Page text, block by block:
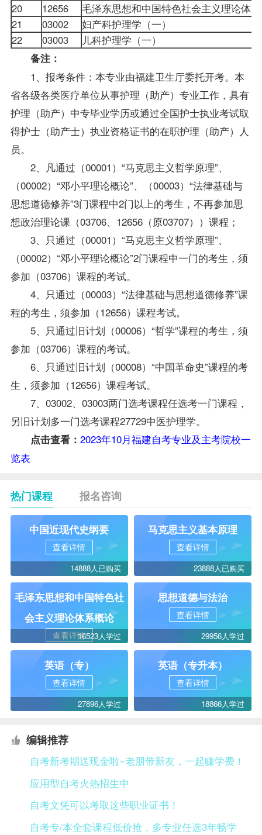
20
12656
毛泽东思想和中国特色社会主义理论体
21
03002
妇产科护理学（一）
22
03003
儿科护理学（一）
备注：
1、报考条件：本专业由福建卫生厅委托开考。本
省各级各类医疗单位从事护理（助产）专业工作，具有
护理（助产）中专毕业学历或通过全国护士执业考试取
得护士（助产士）执业资格证书的在职护理（助产）人
员。
2、凡通过（00001）“马克思主义哲学原理”、
（00002）“邓小平理论概论”、（00003）“法律基础与
思想道德修养”3门课程中2门以上的考生，不再参加思
想政治理论课（03706、12656（原03707））课程；
3、只通过（00001）“马克思主义哲学原理”、
（00002）“邓小平理论概论”2门课程中一门的考生，须
参加（03706）课程的考试。
4、只通过（00003）“法律基础与思想道德修养”课
程的考生，须参加（12656）课程考试。
5、只通过旧计划（00006）“哲学”课程的考生，须
参加（03706）课程的考试。
6、只通过旧计划（00008）“中国革命史”课程的考
生，须参加（12656）课程考试。
7、03002、03003两门选考课程任选考一门课程，
另旧计划多一门选考课程27729中医护理学。
点击查看： 2023年10月福建自考专业及主考院校一
览表
热门课程 报名咨询
中国近现代史纲要
查看详情
14888人已购买
马克思主义基本原理
查看详情
23888人已购买
毛泽东思想和中国特色社
会主义理论体系概论
查看详情16523人学过
思想道德与法治
查看详情
29956人学过
英语（专）
查看详情
27896人学过
英语（专升本）
查看详情
18866人学过
编辑推荐
自考新考期送现金啦~老朋带新友，一起赚学费！
应用型自考火热招生中
自考文凭可以考取这些职业证书！
自考专/本全套课程低价抢，多专业任选3年畅学